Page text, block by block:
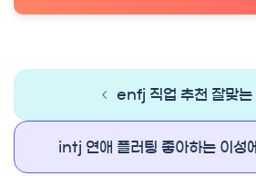
navigation
enfj 직업 추천 잘맞는
intj 연애 플러팅 좋아하는 이성